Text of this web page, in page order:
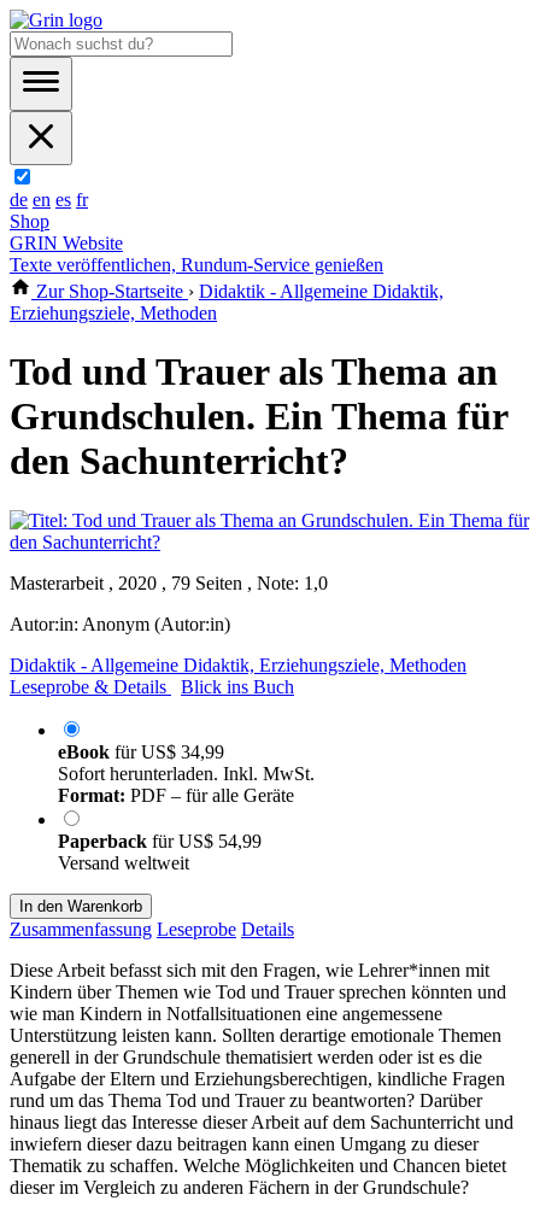
de en es fr
Shop
GRIN Website
Texte veröffentlichen, Rundum-Service genießen
Zur Shop-Startseite › Didaktik - Allgemeine Didaktik,
Erziehungsziele, Methoden
Tod und Trauer als Thema an
Grundschulen. Ein Thema für
den Sachunterricht?
Masterarbeit , 2020 , 79 Seiten , Note: 1,0
Autor:in: Anonym (Autor:in)
Didaktik - Allgemeine Didaktik, Erziehungsziele, Methoden
Leseprobe & Details
Blick ins Buch
eBook fürUS$ 34,99
Sofort herunterladen. Inkl. MwSt.
Format: PDF – für alle Geräte
Paperback fürUS$ 54,99
Versand weltweit
In den Warenkorb
Zusammenfassung Leseprobe Details
Diese Arbeit befasst sich mit den Fragen, wie Lehrer*innen mit
Kindern über Themen wie Tod und Trauer sprechen könnten und
wie man Kindern in Notfallsituationen eine angemessene
Unterstützung leisten kann. Sollten derartige emotionale Themen
generell in der Grundschule thematisiert werden oder ist es die
Aufgabe der Eltern und Erziehungsberechtigen, kindliche Fragen
rund um das Thema Tod und Trauer zu beantworten? Darüber
hinaus liegt das Interesse dieser Arbeit auf dem Sachunterricht und
inwiefern dieser dazu beitragen kann einen Umgang zu dieser
Thematik zu schaffen. Welche Möglichkeiten und Chancen bietet
dieser im Vergleich zu anderen Fächern in der Grundschule?